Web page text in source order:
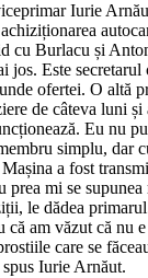
Iurie
cu Burlacu și
jos. Este secretarul
ofertei. O altă
de câteva luni și
Eu nu
simplu, dar
a fost
prea mi se
le dădea
că am văzut că nu
care se
Iurie Arnăut.